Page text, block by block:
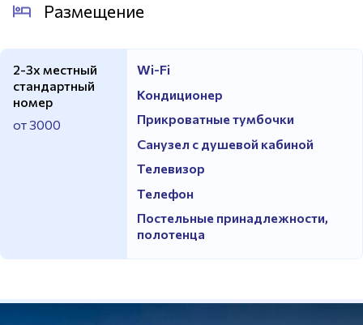
Размещение
2-3х местный
стандартный
номер
от 3000
Wi-Fi
Кондиционер
Прикроватные тумбочки
Санузел с душевой кабиной
Телевизор
Телефон
Постельные принадлежности,
полотенца